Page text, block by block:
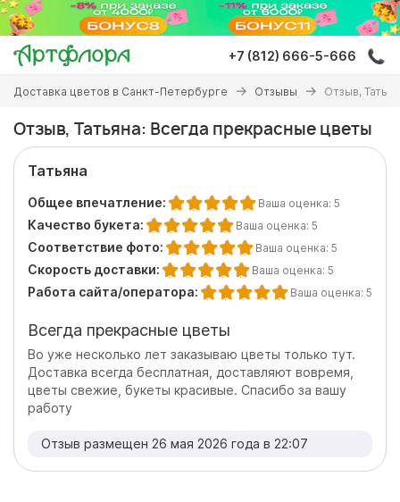
Перейти
основному
содержанию
+7 (812) 666-5-666
Вы
здесь
Доставка цветов в Санкт-Петербурге Отзывы Отзыв,
Отзыв, Татьяна: Всегда прекрасные цветы
Татьяна
Общее впечатление: Ваша оценка: 5
Качество букета: Ваша оценка: 5
Соответствие фото: Ваша оценка: 5
Скорость доставки: Ваша оценка: 5
Работа сайта/оператора: Ваша оценка: 5
Всегда прекрасные цветы
Во уже несколько лет заказываю цветы только тут.
Доставка всегда бесплатная, доставляют вовремя,
цветы свежие, букеты красивые. Спасибо за вашу
работу
Отзыв размещен 26 мая 2026 года в 22:07